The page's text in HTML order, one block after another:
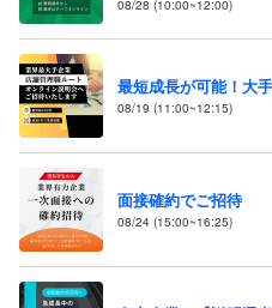
08/28 (10:00~12:00)
最短成長が可能！大
08/19 (11:00~12:15)
面接確約でご招待
08/24 (15:00~16:25)